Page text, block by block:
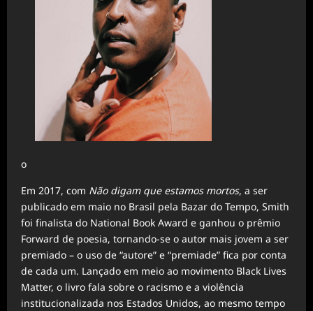
o
Em 2017, com Não digam que estamos mortos, a ser
publicado em maio no Brasil pela Bazar do Tempo, Smith
foi finalista do National Book Award e ganhou o prêmio
Forward de poesia, tornando-se o autor mais jovem a ser
premiado – o uso de “autore” e “premiade” fica por conta
de cada um. Lançado em meio ao movimento Black Lives
Matter, o livro fala sobre o racismo e a violência
institucionalizada nos Estados Unidos, ao mesmo tempo